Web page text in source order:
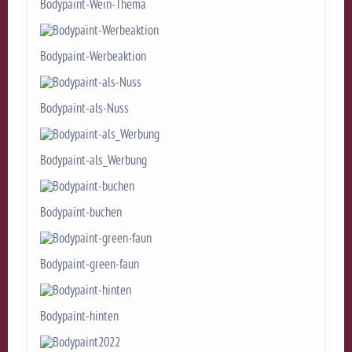
Bodypaint-Wein-Thema
Bodypaint-Werbeaktion
Bodypaint-als-Nuss
Bodypaint-als_Werbung
Bodypaint-buchen
Bodypaint-green-faun
Bodypaint-hinten